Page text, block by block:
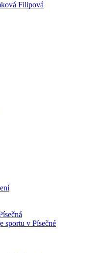
Filipová
sportu v Písečné